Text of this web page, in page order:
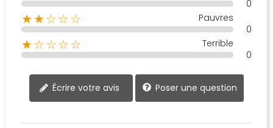
0
★★☆☆☆
Pauvres
0
★☆☆☆☆
Terrible
0
Écrire votre avis Poser une question